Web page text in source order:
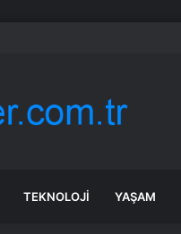
TEKNOLOJI YAŞAM